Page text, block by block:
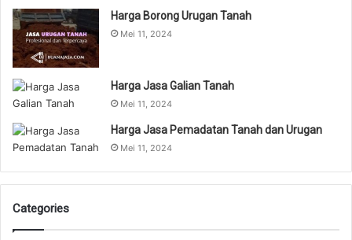
Harga Borong Urugan Tanah
Mei 11, 2024
Harga Jasa Galian Tanah
Mei 11, 2024
Harga Jasa Pemadatan Tanah dan Urugan
Mei 11, 2024
Categories